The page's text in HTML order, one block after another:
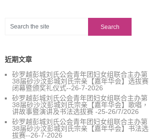
近期文章
砂罗越彭城刘氏公会青年团妇女组联合主办第
38届砂沙汶彭城刘氏宗亲【嘉年华会】选拔赛
闭幕暨颁奖礼仪式--26-7-2026
砂罗越彭城刘氏公会青年团妇女组联合主办第
38届砂沙汶彭城刘氏宗亲【嘉年华会】歌唱，
讲故事暨演讲及书法选拔赛 -25-26/7/2026
砂罗越彭城刘氏公会青年团妇女组联合主办第
38届砂沙汶彭城刘氏宗亲【嘉年华会】书法选
拔赛--26-7-2026